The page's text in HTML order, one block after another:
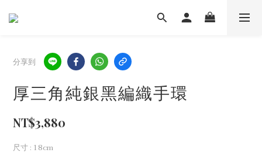
分享到
厚三角純銀黑編織手環
NT$3,880
尺寸: 18cm